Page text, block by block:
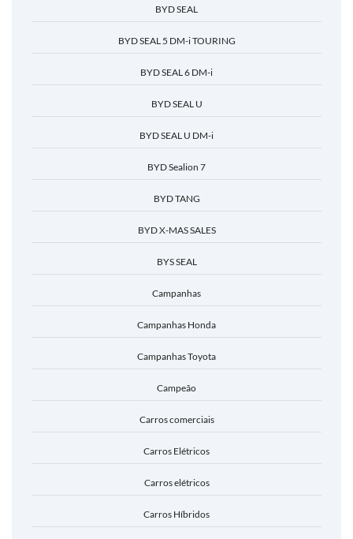
BYD SEAL
BYD SEAL 5 DM-i TOURING
BYD SEAL 6 DM-i
BYD SEAL U
BYD SEAL U DM-i
BYD Sealion 7
BYD TANG
BYD X-MAS SALES
BYS SEAL
Campanhas
Campanhas Honda
Campanhas Toyota
Campeão
Carros comerciais
Carros Elétricos
Carros elétricos
Carros Híbridos